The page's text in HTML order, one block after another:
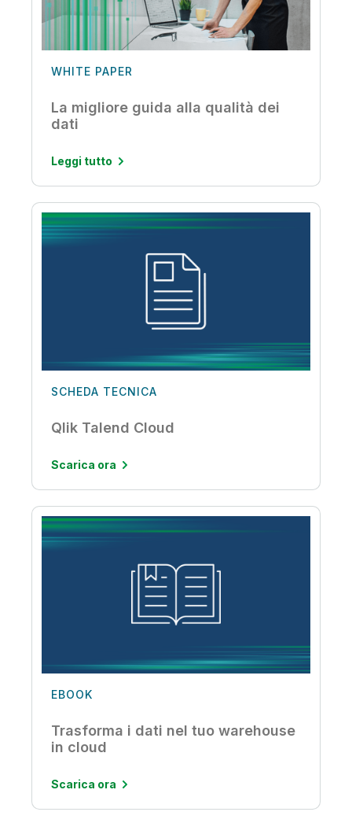
WHITE PAPER
La migliore guida alla qualità dei
dati
Leggi tutto
SCHEDA TECNICA
Qlik Talend Cloud
Scarica ora
EBOOK
Trasforma i dati nel tuo warehouse
in cloud
Scarica ora